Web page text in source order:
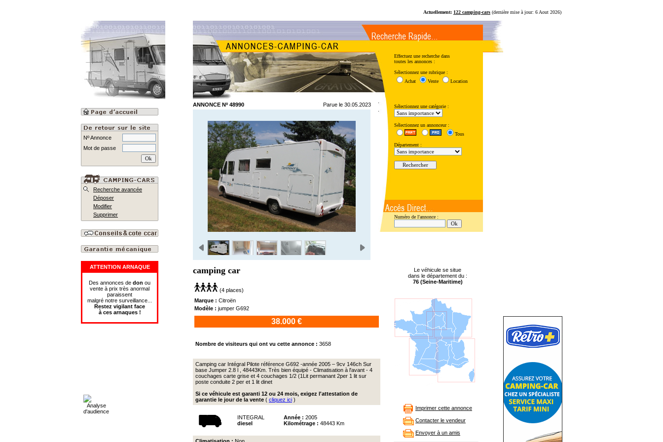
Actuellement: 122 camping-cars (dernière mise à jour: 6 Aout 2026)
Nº Annonce
Mot de passe
Recherche avancée
Déposer
Modifier
Supprimer
ATTENTION ARNAQUE
Des annonces de don ou
vente à prix très anormal
paraissent
malgré notre surveillance...
Restez vigilant face
à ces arnaques !
ANNONCE Nº 48990 Parue le 30.05.2023
Effectuez une recherche dans
toutes les annonces :
Sélectionnez une rubrique :
Achat
Vente Location
Sélectionnez une catégorie :
Sélectionnez un annonceur :
Tous
Département :
Numéro de l'annonce :
Le véhicule se situe
dans le département du :
76 (Seine-Maritime)
Imprimer cette annonce
Contacter le vendeur
Envoyer à un amis
camping car
(4 places)
Marque : Citroën
Modèle : jumper G692
38.000 €
Nombre de visiteurs qui ont vu cette annonce : 3658
Camping car Intégral Pilote référence G692 -année 2005 – 9cv 146ch Sur
base Jumper 2.8 l , 48443Km. Très bien équipé - Climatisation à l'avant - 4
couchages carte grise et 4 couchages 1/2 (1Lit permanant 2per 1 lit sur
poste conduite 2 per et 1 lit dinet
Si ce véhicule est garanti 12 ou 24 mois, exigez l'attestation de
garantie le jour de la vente ( cliquez ici )
INTEGRAL
diesel
Année : 2005
Kilométrage : 48443 Km